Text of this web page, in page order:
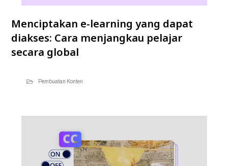
Menciptakan e-learning yang dapat
diakses: Cara menjangkau pelajar
secara global
Pembuatan Konten